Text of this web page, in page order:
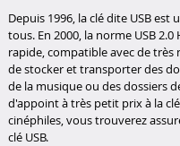
Depuis 1996, la clé dite USB
tous. En 2000, la norme USB
rapide, compatible avec de
de stocker et transporter des
de la musique ou des dossiers
d'appoint à très petit prix à la
cinéphiles, vous trouverez
clé USB.